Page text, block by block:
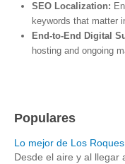
SEO Localization:
keywords that matter
End-to-End Digital
hosting and ongoing
Populares
Lo mejor de Los
Desde el aire y al llegar